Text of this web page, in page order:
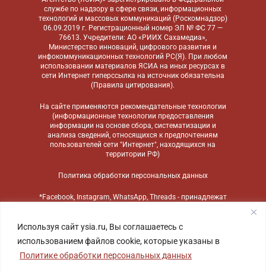
Используя сайт ysia.ru, Вы соглашаетесь с
использованием файлов cookie, которые указаны в
Политике обработки персональных данных
службе по надзору в сфере связи, информационных
технологий и массовых коммуникаций (Роскомнадзор)
06.09.2019 г. Регистрационный номер ЭЛ № ФС 77 —
76613. Учредители: АО «РИИХ Сахамедиа»,
Министерство инноваций, цифрового развития и
инфокоммуникационных технологий РС(Я). При любом
использовании материалов ЯСИА на иных ресурсах в
сети Интернет гиперссылка на источник обязательна
(Правила цитирования).
На сайте применяются рекомендательные технологии
(информационные технологии предоставления
информации на основе сбора, систематизации и
анализа сведений, относящихся к предпочтениям
пользователей сети "Интернет", находящихся на
территории РФ)
Политика обработки персональных данных
*Facebook, Instagram, WhatsApp, Threads - принадлежат